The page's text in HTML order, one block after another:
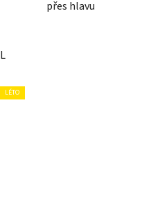
přes hlavu
L
LÉTO